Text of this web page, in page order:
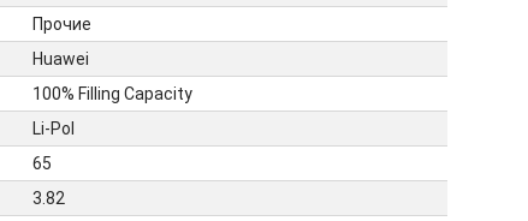
Прочие
Huawei
100% Filling Capacity
Li-Pol
65
3.82